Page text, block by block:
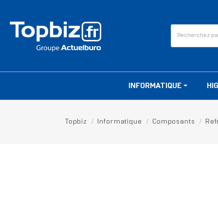
INFORMATIQUE
Topbiz Informatique Composants